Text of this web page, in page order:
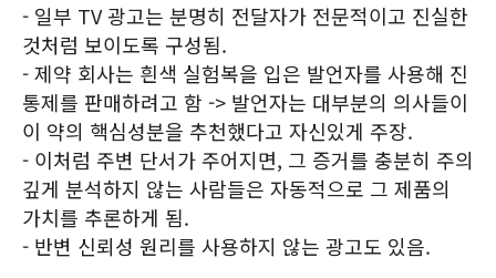
- 일부 TV 광고는 분명히 전달자가 전문적이고 진실한
것처럼 보이도록 구성됨.
- 제약 회사는 흰색 실험복을 입은 발언자를 사용해 진
통제를 판매하려고 함 -> 발언자는 대부분의 의사들이
이 약의 핵심성분을 추천했다고 자신있게 주장.
- 이처럼 주변 단서가 주어지면, 그 증거를 충분히 주의
깊게 분석하지 않는 사람들은 자동적으로 그 제품의
가치를 추론하게 됨.
- 반변 신뢰성 원리를 사용하지 않는 광고도 있음.